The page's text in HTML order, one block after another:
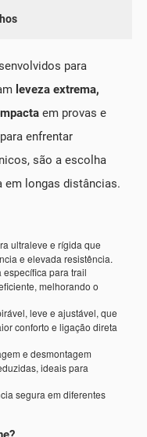
para
leveza extrema,
em provas e
enfrentar
são a escolha
em longas distâncias.
ultraleve e rígida que
e elevada resistência.
para trail
melhorando o
leve e ajustável, que
conforto e ligação direta
e desmontagem
ideais para
segura em diferentes